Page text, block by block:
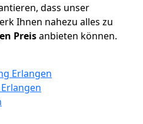
dass unser
Ihnen nahezu alles zu
Preisanbieten können.
Erlangen